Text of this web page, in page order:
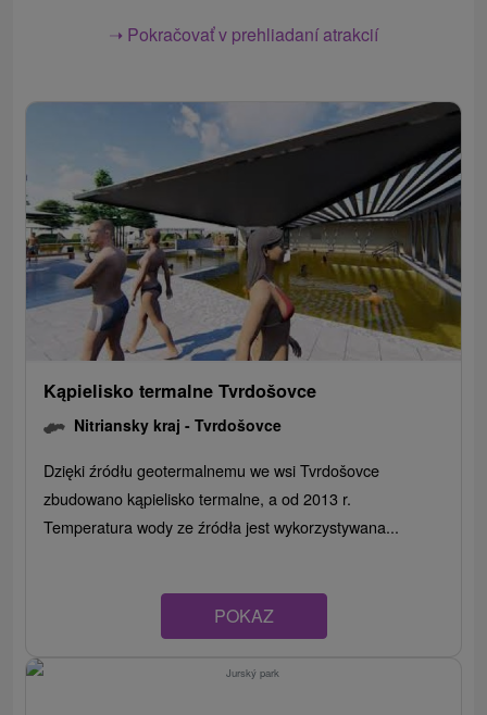
➝ Pokračovať v prehliadaní atrakcií
Kąpielisko termalne Tvrdošovce
Nitriansky kraj -Tvrdošovce
Dzięki źródłu geotermalnemu we wsi Tvrdošovce
zbudowano kąpielisko termalne, a od 2013 r.
Temperatura wody ze źródła jest wykorzystywana...
POKAZ